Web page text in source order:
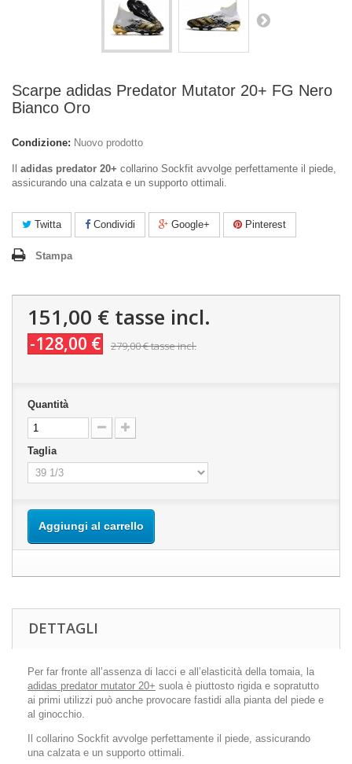
Scarpe adidas Predator Mutator 20+ FG Nero
Bianco Oro
Condizione: Nuovo prodotto
adidas predator 20+ collarino Sockfit avvolge perfettamente il piede,
assicurando una calzata e un supporto ottimali.
Twitta Condividi Google+ Pinterest
Stampa
151,00 € tasse incl.
-128,00 € 279,00 €tasse incl.
Quantità
Taglia
Aggiungi al carrello
DETTAGLI
Per far fronte all’assenza di lacci e all’elasticità della tomaia, la
adidas predator mutator 20+ suola è piuttosto rigida e sopratutto
ai primi utilizzi può anche provocare fastidi alla pianta del piede e
al ginocchio.
Il collarino Sockfit avvolge perfettamente il piede, assicurando
una calzata e un supporto ottimali.